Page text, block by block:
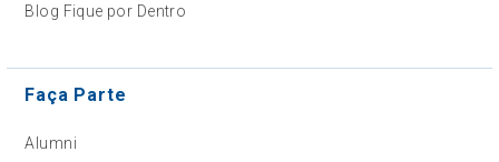
Blog Fique por Dentro
Faça Parte
Alumni